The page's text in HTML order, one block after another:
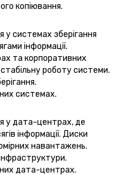
копіювання.
системах зберігання
інформації.
та корпоративних
роботу системи.
системах.
у дата-центрах, де
інформації. Диски
навантажень.
дата-центрах.